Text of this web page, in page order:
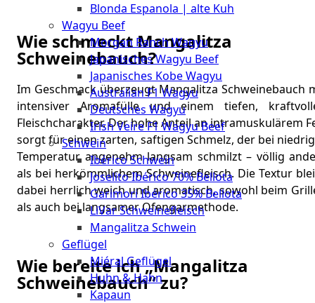
Blonda Espanola | alte Kuh
Wagyu Beef
Morgan Ranch Wagyu
Japanisches Wagyu Beef
Japanisches Kobe Wagyu
Australian F1 Wagyu
Deutsches Wagyu
Irish Veire F1 Wagyu Beef
Schwein
Ibérico Schwein
Joselito Ibérico 70% Bellota
Garimori Ibérico 35% Bellota
LiVar Schweinefleisch
Mangalitza Schwein
Geflügel
Miéral Geflügel
Huhn & Hahn
Kapaun
Wie schmeckt Mangalitza
Schweinebauch?
Im Geschmack überzeugt Mangalitza Schweinebauch
intensiver Aromafülle und einem tiefen,
Fleischcharakter. Der hohe Anteil an intramuskulärem
sorgt für einen zarten, saftigen Schmelz, der bei
Temperatur angenehm langsam schmilzt – völlig
als bei herkömmlichem Schweinefleisch. Die Textur
dabei herrlich weich und aromatisch, sowohl beim
als auch bei langsamer Ofengarmethode.
Wie bereite ich „Mangalitza
Schweinebauch“ zu?